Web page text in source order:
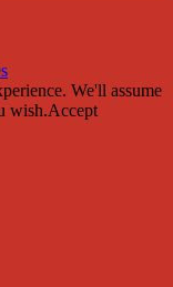
We'll assume
wish.Accept